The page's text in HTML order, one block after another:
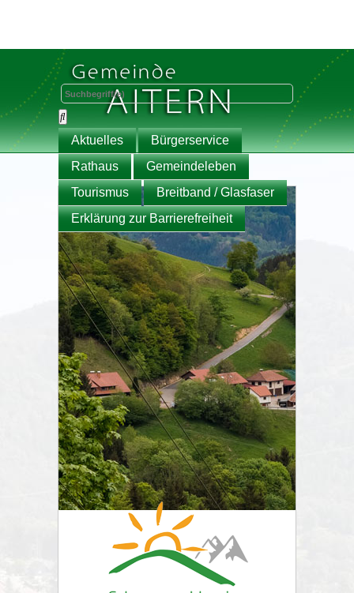
Aktuelles
Bürgerservice
Rathaus
Gemeindeleben
Tourismus
Breitband / Glasfaser
Erklärung zur Barrierefreiheit